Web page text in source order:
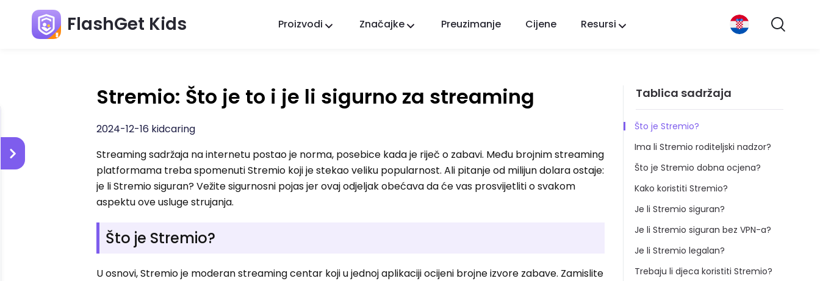
FlashGet Kids Proizvodi
FlashGet Finder
Sigurnost protiv krađe vašeg telefona, naša
Značajke Preuzimanje Cijene Resursi
Stremio: Što je to i je li sigurno za streaming
2024-12-16 kidcaring
Streaming sadržaja na internetu postao je norma, posebice kada je riječ o zabavi. Među brojnim streaming
platformama treba spomenuti Stremio koji je stekao veliku popularnost. Ali pitanje od milijun dolara ostaje:
je li Stremio siguran? Vežite sigurnosni pojas jer ovaj odjeljak obećava da će vas prosvijetliti o svakom
aspektu ove usluge strujanja.
Što je Stremio?
U osnovi, Stremio je moderan streaming centar koji u jednoj aplikaciji ocijeni brojne izvore zabave. Zamislite
Tablica sadržaja
Što je Stremio?
Ima li Stremio roditeljski nadzor?
Što je Stremio dobna ocjena?
Kako koristiti Stremio?
Je li Stremio siguran?
Je li Stremio siguran bez VPN-a?
Je li Stremio legalan?
Trebaju li djeca koristiti Stremio?